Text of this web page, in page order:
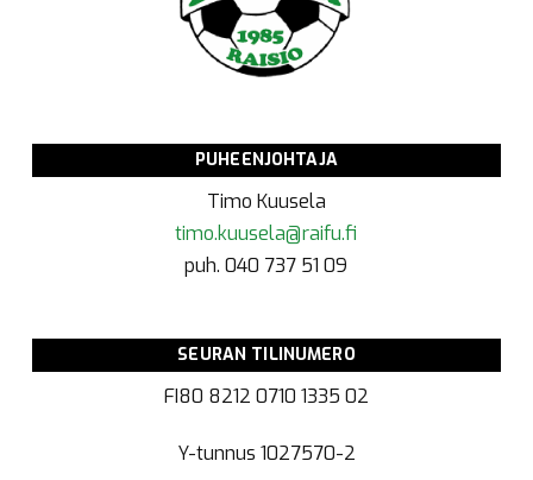
PUHEENJOHTAJA
Timo Kuusela
timo.kuusela@raifu.fi
puh. 040 737 51 09
SEURAN TILINUMERO
FI80 8212 0710 1335 02
Y-tunnus 1027570-2